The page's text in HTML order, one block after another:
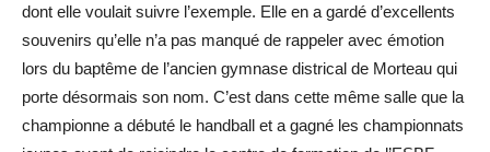
dont elle voulait suivre l’exemple. Elle en a gardé d’excellents
souvenirs qu’elle n’a pas manqué de rappeler avec émotion
lors du baptême de l’ancien gymnase districal de Morteau qui
porte désormais son nom. C’est dans cette même salle que la
championne a débuté le handball et a gagné les championnats